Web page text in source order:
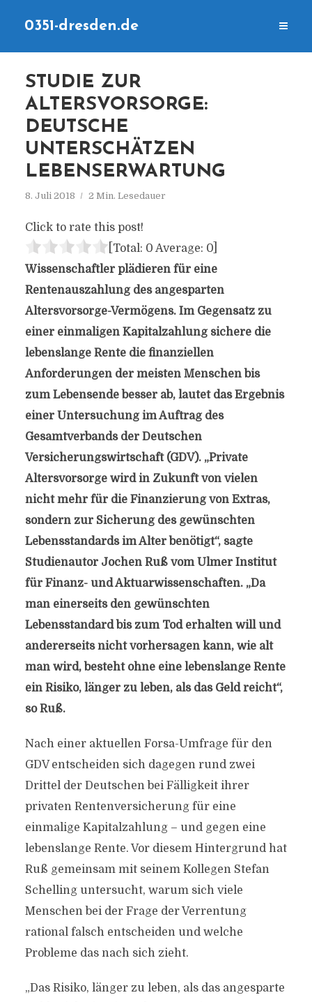
0351-dresden.de
STUDIE ZUR
ALTERSVORSORGE:
DEUTSCHE
UNTERSCHÄTZEN
LEBENSERWARTUNG
8. Juli 2018 2 Min. Lesedauer
Click to rate this post!
[Total: 0 Average: 0]
Wissenschaftler plädieren für eine
Rentenauszahlung des angesparten
Altersvorsorge-Vermögens. Im Gegensatz zu
einer einmaligen Kapitalzahlung sichere die
lebenslange Rente die finanziellen
Anforderungen der meisten Menschen bis
zum Lebensende besser ab, lautet das Ergebnis
einer Untersuchung im Auftrag des
Gesamtverbands der Deutschen
Versicherungswirtschaft (GDV). „Private
Altersvorsorge wird in Zukunft von vielen
nicht mehr für die Finanzierung von Extras,
sondern zur Sicherung des gewünschten
Lebensstandards im Alter benötigt“, sagte
Studienautor Jochen Ruß vom Ulmer Institut
für Finanz- und Aktuarwissenschaften. „Da
man einerseits den gewünschten
Lebensstandard bis zum Tod erhalten will und
andererseits nicht vorhersagen kann, wie alt
man wird, besteht ohne eine lebenslange Rente
ein Risiko, länger zu leben, als das Geld reicht“,
so Ruß.
Nach einer aktuellen Forsa-Umfrage für den
GDV entscheiden sich dagegen rund zwei
Drittel der Deutschen bei Fälligkeit ihrer
privaten Rentenversicherung für eine
einmalige Kapitalzahlung – und gegen eine
lebenslange Rente. Vor diesem Hintergrund hat
Ruß gemeinsam mit seinem Kollegen Stefan
Schelling untersucht, warum sich viele
Menschen bei der Frage der Verrentung
rational falsch entscheiden und welche
Probleme das nach sich zieht.
„Das Risiko, länger zu leben, als das angesparte